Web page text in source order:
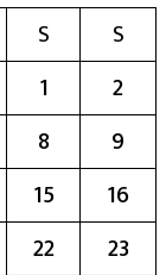
S
S
1
2
8
9
15
16
22
23